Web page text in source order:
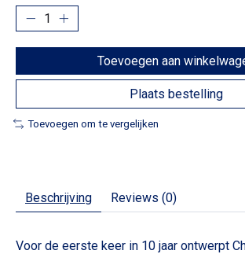
Toevoegen aan
Plaats bestelling
Toevoegen om te vergelijken
Beschrijving Reviews (0)
Voor de eerste keer in 10 jaar ontwerpt